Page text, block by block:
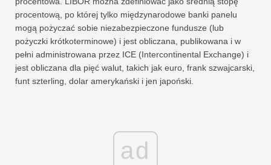
procentową, po której tylko międzynarodowe banki panelu
mogą pożyczać sobie niezabezpieczone fundusze (lub
pożyczki krótkoterminowe) i jest obliczana, publikowana i w
pełni administrowana przez ICE (Intercontinental Exchange) i
jest obliczana dla pięć walut, takich jak euro, frank szwajcarski,
funt szterling, dolar amerykański i jen japoński.
ad